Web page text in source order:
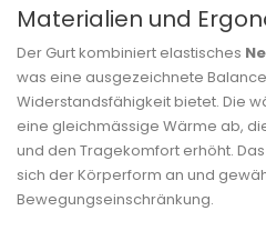
Materialien und
Der Gurt kombiniert elastisches
was eine ausgezeichnete
Widerstandsfähigkeit bietet. Die
eine gleichmässige Wärme ab,
und den Tragekomfort erhöht.
sich der Körperform an und
Bewegungseinschränkung.